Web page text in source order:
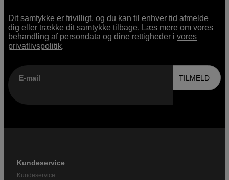
Dit samtykke er frivilligt, og du kan til enhver tid afmelde
dig eller trække dit samtykke tilbage. Læs mere om vores
behandling af persondata og dine rettigheder ivores
privatlivspolitik.
E-mail TILMELD
Kundeservice
Kundeservice